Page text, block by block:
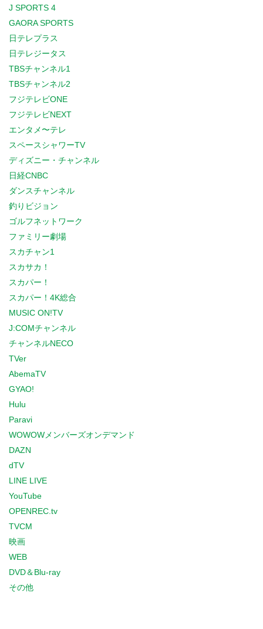
J SPORTS 4
GAORA SPORTS
日テレプラス
日テレジータス
TBSチャンネル1
TBSチャンネル2
フジテレビONE
フジテレビNEXT
エンタメ〜テレ
スペースシャワーTV
ディズニー・チャンネル
日経CNBC
ダンスチャンネル
釣りビジョン
ゴルフネットワーク
ファミリー劇場
スカチャン1
スカサカ！
スカパー！
スカパー！4K総合
MUSIC ON!TV
J:COMチャンネル
チャンネルNECO
TVer
AbemaTV
GYAO!
Hulu
Paravi
WOWOWメンバーズオンデマンド
DAZN
dTV
LINE LIVE
YouTube
OPENREC.tv
TVCM
映画
WEB
DVD＆Blu-ray
その他